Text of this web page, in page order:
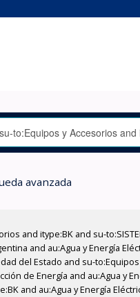
avanzada
and itype:BK and su-
and au:Agua y Energía
del Estado and su-
de Energía and au:Agua y
and au:Agua y Energía